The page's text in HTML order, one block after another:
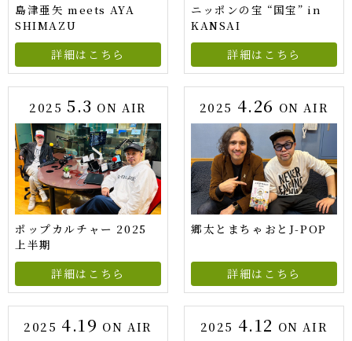
島津亜矢 meets AYA
SHIMAZU
詳細はこちら
ニッポンの宝 “国宝” in
KANSAI
詳細はこちら
2025 5.3 ON AIR
ポップカルチャー 2025
上半期
詳細はこちら
2025 4.26 ON AIR
郷太とまちゃおとJ-POP
詳細はこちら
2025 4.19 ON AIR 2025 4.12 ON AIR